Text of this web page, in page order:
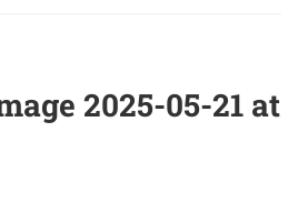
2025-05-21 at